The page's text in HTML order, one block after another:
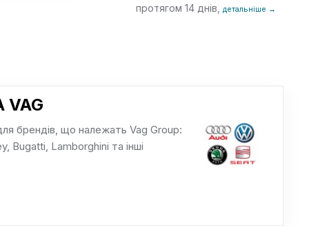
протягом 14 днів,детальніше →
брендів, що належать Vag Group:
Bugatti, Lamborghini та інші